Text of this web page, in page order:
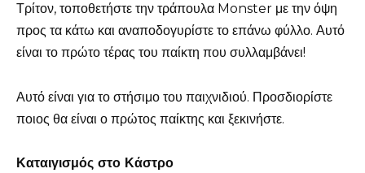
Τρίτον, τοποθετήστε την τράπουλα Monster με την όψη
προς τα κάτω και αναποδογυρίστε το επάνω φύλλο. Αυτό
είναι το πρώτο τέρας του παίκτη που συλλαμβάνει!
Αυτό είναι για το στήσιμο του παιχνιδιού. Προσδιορίστε
ποιος θα είναι ο πρώτος παίκτης και ξεκινήστε.
Καταιγισμός στο Κάστρο